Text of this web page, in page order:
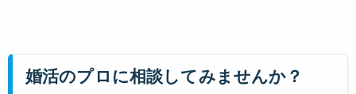
婚活のプロに相談してみませんか？